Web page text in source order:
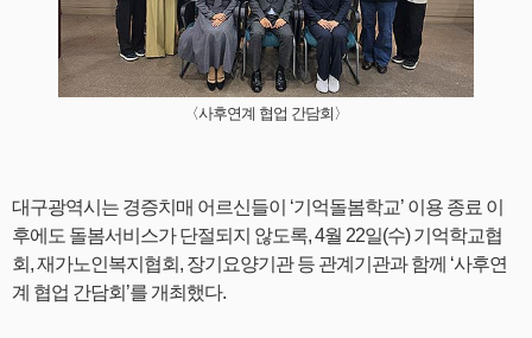
〈사후연계 협업 간담회〉
대구광역시는 경증치매 어르신들이 ‘기억돌봄학교’ 이용 종료 이
후에도 돌봄서비스가 단절되지 않도록, 4월 22일(수) 기억학교협
회, 재가노인복지협회, 장기요양기관 등 관계기관과 함께 ‘사후연
계 협업 간담회’를 개최했다.